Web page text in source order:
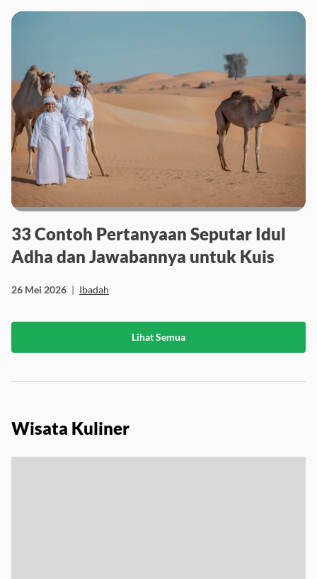
33 Contoh Pertanyaan Seputar Idul
Adha dan Jawabannya untuk Kuis
26 Mei 2026 | Ibadah
Lihat Semua
Wisata Kuliner